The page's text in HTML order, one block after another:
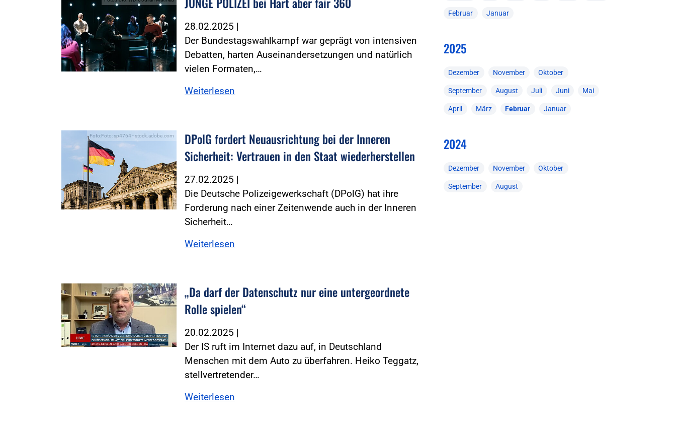
28.02.2025 |
Der Bundestagswahlkampf war geprägt von intensiven
Debatten, harten Auseinandersetzungen und natürlich
vielen Formaten,…
Weiterlesen
Foto:Foto: sp4764 - stock.adobe.com
DPolG fordert Neuausrichtung bei der Inneren
Sicherheit: Vertrauen in den Staat wiederherstellen
27.02.2025 |
Die Deutsche Polizeigewerkschaft (DPolG) hat ihre
Forderung nach einer Zeitenwende auch in der Inneren
Sicherheit…
Weiterlesen
Foto:Foto: Screenshot WELT TV
„Da darf der Datenschutz nur eine untergeordnete
Rolle spielen“
20.02.2025 |
Der IS ruft im Internet dazu auf, in Deutschland
Menschen mit dem Auto zu überfahren. Heiko Teggatz,
stellvertretender…
Weiterlesen
Februar Januar
2025
Dezember November Oktober
September August Juli Juni Mai
April März Februar Januar
2024
Dezember November Oktober
September August